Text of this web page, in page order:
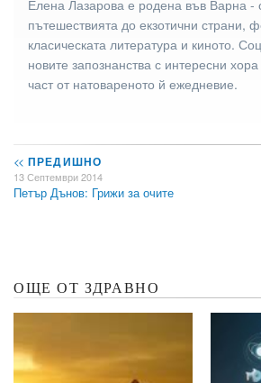
Елена Лазарова е родена във Варна -
пътешествията до екзотични страни,
класическата литература и киното.
новите запознанства с интересни
част от натовареното й ежедневие.
<< ПРЕДИШНО
13 Септември 2014
Петър Дънов: Грижи за очите
ОЩЕ ОТ ЗДРАВНО